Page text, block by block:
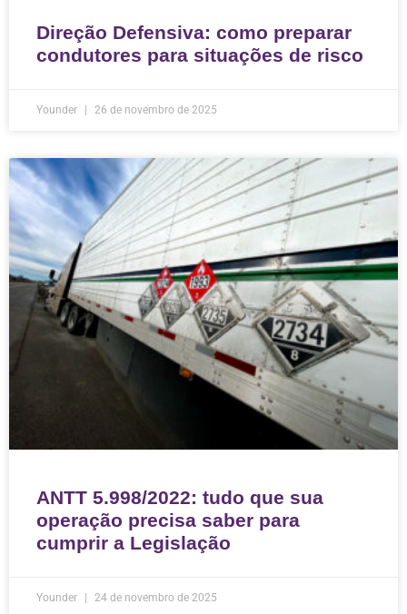
Direção Defensiva: como preparar
condutores para situações de risco
Younder 26 de novembro de 2025
ANTT 5.998/2022: tudo que sua
operação precisa saber para
cumprir a Legislação
Younder 24 de novembro de 2025